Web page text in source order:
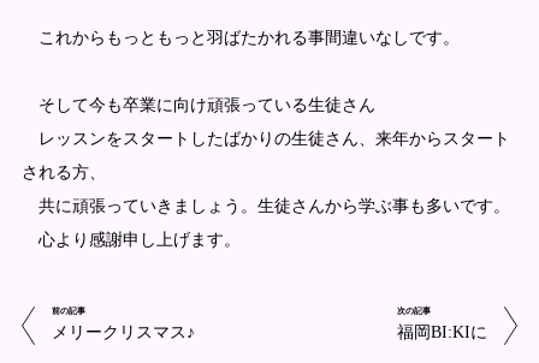
これからもっともっと羽ばたかれる事間違いなしです。
そして今も卒業に向け頑張っている生徒さん
レッスンをスタートしたばかりの生徒さん、来年からスタート
される方、
共に頑張っていきましょう。生徒さんから学ぶ事も多いです。
心より感謝申し上げます。
前の記事
メリークリスマス♪
次の記事
福岡BI:KIに